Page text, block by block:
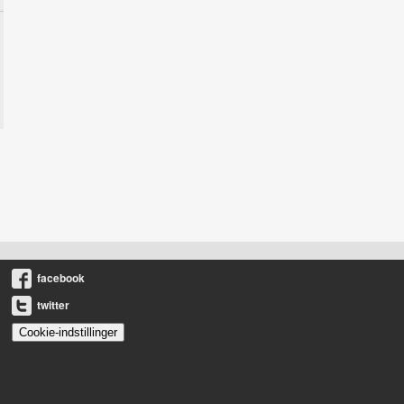
facebook
twitter
Cookie-indstillinger